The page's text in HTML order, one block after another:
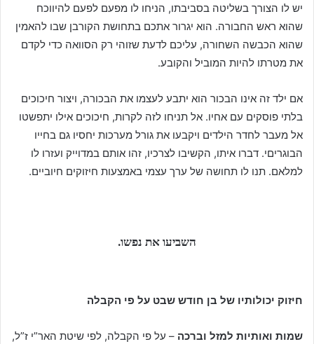
יש לו הצורך בשליטה בסביבתו, הניחו לו מפעם לפעם להיווכח
שהוא ראש החבורה. הוא יגרור אתכם בתחושת הקורבן שבו להאמין
שהוא הכבשה השחורה, עליכם לדעת שזוהי רק הסוואה כדי לקדם
את מטרתו להיות המוביל והקובע.
אם ילד זה אינו הבכור הוא יתבע לעצמו את הבכורה, ויצור חיכוכים
בלתי פוסקים עם אחיו. אל תניחו לזה לקרות, חיכוכים אילו יתפשטו
אל מעבר לחדר הילדים ויקבעו את גורל מערכות יחסיו גם בחייו
הבוגריםי. דברו איתו, הקשיבו לצרכיו, זהו אותם במדוייק ועזרו לו
למלאם. תנו לו תחושה של ערך עצמי באמצעות חיזוקים חיוביים.
השביעו את נפשו.
חיזוק יכולותיו של בן חודש שבט על פי הקבלה
שמות ואותיות למזל וברכה – על פי הקבלה, לפי שיטת האר”י ז”ל,